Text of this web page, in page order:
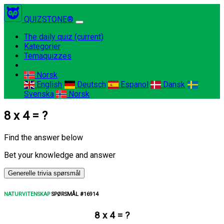
QUIZSTONE®
The daily quiz (current)
Kategorier
Temaquizzes
Norsk
English
Deutsch Espanol
Dansk
Svenska
Norsk
8 x 4 = ?
Find the answer below
Bet your knowledge and answer
Generelle trivia spørsmål
NATURVITENSKAPSPØRSMÅL #16914
8 x 4 = ?